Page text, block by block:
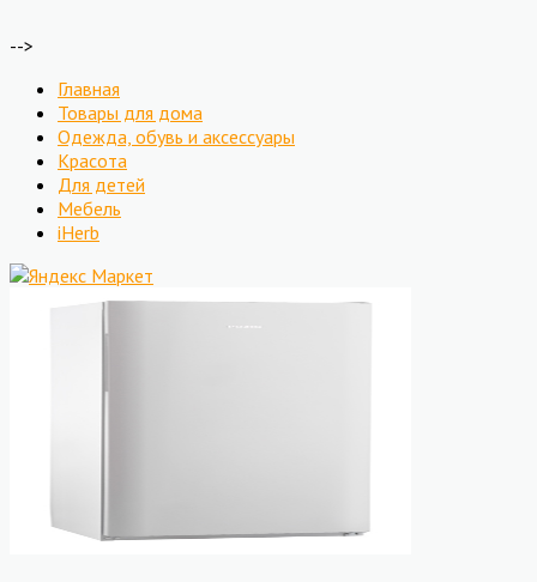
-->
Главная
Товары для дома
Одежда, обувь и аксессуары
Красота
Для детей
Мебель
iHerb